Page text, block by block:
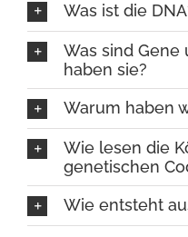
Was ist die
Was sind
haben sie?
War­um haben
Wie lesen die
gene­ti­schen
Wie ent­steht